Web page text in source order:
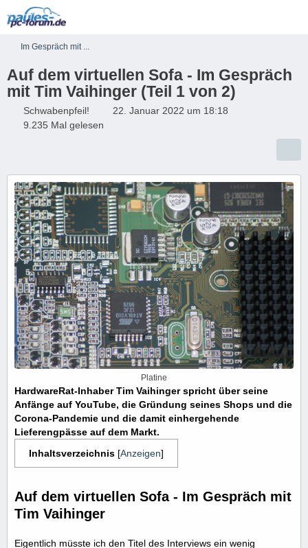
Im Gespräch mit ...
Auf dem virtuellen Sofa - Im Gespräch
mit Tim Vaihinger (Teil 1 von 2)
Schwabenpfeil!
22. Januar 2022 um 18:18
9.235 Mal gelesen
Platine
HardwareRat-Inhaber Tim Vaihinger spricht über seine
Anfänge auf YouTube, die Gründung seines Shops und die
Corona-Pandemie und die damit einhergehende
Lieferengpässe auf dem Markt.
Inhaltsverzeichnis [Anzeigen]
Auf dem virtuellen Sofa - Im Gespräch mit
Tim Vaihinger
Eigentlich müsste ich den Titel des Interviews ein wenig